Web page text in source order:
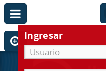
Ingresar